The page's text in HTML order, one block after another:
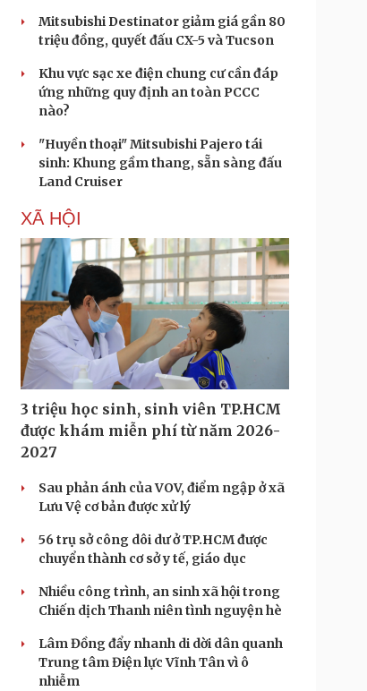
Mitsubishi Destinator giảm giá gần 80
triệu đồng, quyết đấu CX-5 và Tucson
Khu vực sạc xe điện chung cư cần đáp
ứng những quy định an toàn PCCC
nào?
"Huyền thoại" Mitsubishi Pajero tái
sinh: Khung gầm thang, sẵn sàng đấu
Land Cruiser
XÃ HỘI
3 triệu học sinh, sinh viên TP.HCM
được khám miễn phí từ năm 2026-
2027
Sau phản ánh của VOV, điểm ngập ở xã
Lưu Vệ cơ bản được xử lý
56 trụ sở công dôi dư ở TP.HCM được
chuyển thành cơ sở y tế, giáo dục
Nhiều công trình, an sinh xã hội trong
Chiến dịch Thanh niên tình nguyện hè
Lâm Đồng đẩy nhanh di dời dân quanh
Trung tâm Điện lực Vĩnh Tân vì ô
nhiễm